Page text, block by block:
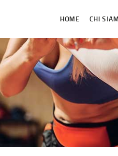
HOME CHI